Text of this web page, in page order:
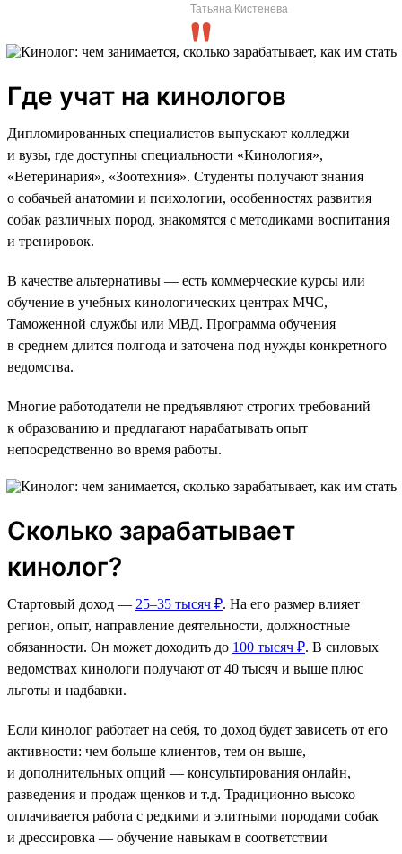
Татьяна Кистенева
Где учат на кинологов
Дипломированных специалистов выпускают колледжи
и вузы, где доступны специальности «Кинология»,
«Ветеринария», «Зоотехния». Студенты получают знания
о собачьей анатомии и психологии, особенностях развития
собак различных пород, знакомятся с методиками воспитания
и тренировок.
В качестве альтернативы — есть коммерческие курсы или
обучение в учебных кинологических центрах МЧС,
Таможенной службы или МВД. Программа обучения
в среднем длится полгода и заточена под нужды конкретного
ведомства.
Многие работодатели не предъявляют строгих требований
к образованию и предлагают нарабатывать опыт
непосредственно во время работы.
Сколько зарабатывает
кинолог?
Стартовый доход — 25–35 тысяч ₽. На его размер влияет
регион, опыт, направление деятельности, должностные
обязанности. Он может доходить до 100 тысяч ₽. В силовых
ведомствах кинологи получают от 40 тысяч и выше плюс
льготы и надбавки.
Если кинолог работает на себя, то доход будет зависеть от его
активности: чем больше клиентов, тем он выше,
и дополнительных опций — консультирования онлайн,
разведения и продаж щенков и т.д. Традиционно высоко
оплачивается работа с редкими и элитными породами собак
и дрессировка — обучение навыкам в соответствии